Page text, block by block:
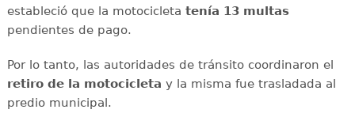
estableció que la motocicleta tenía 13 multas
pendientes de pago.
Por lo tanto, las autoridades de tránsito coordinaron el
retiro de la motocicleta y la misma fue trasladada al
predio municipal.